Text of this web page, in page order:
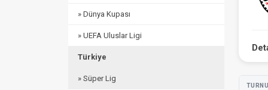
» Dünya Kupası
» UEFA Uluslar Ligi
Türkiye
» Süper Lig